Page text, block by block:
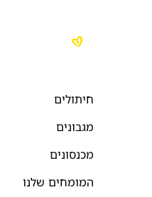
חיתולים
מגבונים
מכנסונים
המומחים שלנו